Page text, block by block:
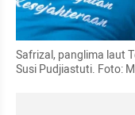
Safrizal, panglima laut
Susi Pudjiastuti. Foto: